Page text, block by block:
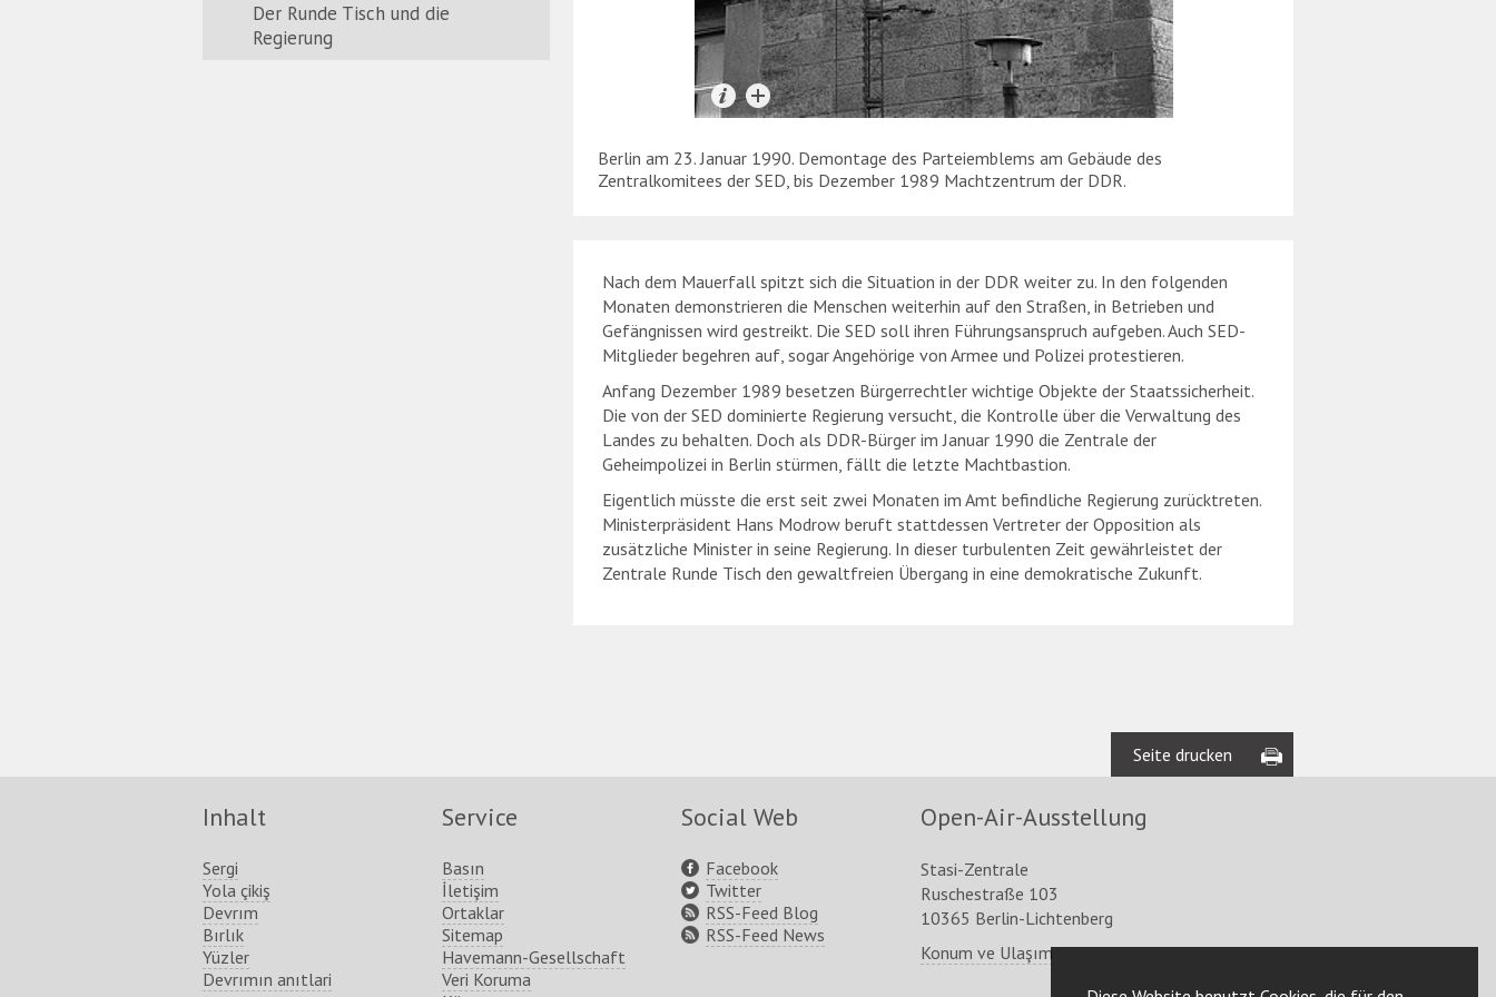
Der Runde Tisch und die
Regierung
Berlin am 23. Januar 1990. Demontage des Parteiemblems am Gebäude des
Zentralkomitees der SED, bis Dezember 1989 Machtzentrum der DDR.
Nach dem Mauerfall spitzt sich die Situation in der DDR weiter zu. In den folgenden
Monaten demonstrieren die Menschen weiterhin auf den Straßen, in Betrieben und
Gefängnissen wird gestreikt. Die SED soll ihren Führungsanspruch aufgeben. Auch SED-
Mitglieder begehren auf, sogar Angehörige von Armee und Polizei protestieren.
Anfang Dezember 1989 besetzen Bürgerrechtler wichtige Objekte der Staatssicherheit.
Die von der SED dominierte Regierung versucht, die Kontrolle über die Verwaltung des
Landes zu behalten. Doch als DDR-Bürger im Januar 1990 die Zentrale der
Geheimpolizei in Berlin stürmen, fällt die letzte Machtbastion.
Eigentlich müsste die erst seit zwei Monaten im Amt befindliche Regierung zurücktreten.
Ministerpräsident Hans Modrow beruft stattdessen Vertreter der Opposition als
zusätzliche Minister in seine Regierung. In dieser turbulenten Zeit gewährleistet der
Zentrale Runde Tisch den gewaltfreien Übergang in eine demokratische Zukunft.
Seite drucken
Inhalt
Sergi
Yola çikiş
Devrım
Bırlık
Yüzler
Devrımın anıtlari
Service
Basın
İletişim
Ortaklar
Sitemap
Havemann-Gesellschaft
Veri Koruma
Social Web
Facebook
Twitter
RSS-Feed Blog
RSS-Feed News
Open-Air-Ausstellung
Stasi-Zentrale
Ruschestraße 103
10365 Berlin-Lichtenberg
Konum ve Ulaşım